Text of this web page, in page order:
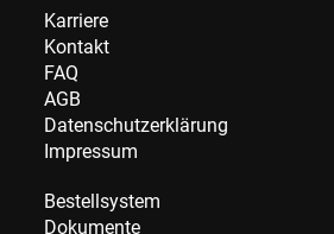
Karriere
Kontakt
FAQ
AGB
Datenschutzerklärung
Impressum
Bestellsystem
Dokumente